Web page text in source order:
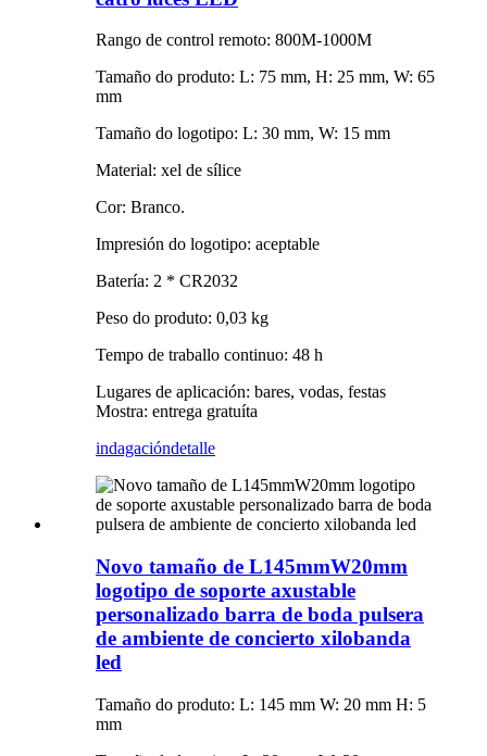
Rango de control remoto: 800M-1000M
Tamaño do produto: L: 75 mm, H: 25 mm, W: 65
mm
Tamaño do logotipo: L: 30 mm, W: 15 mm
Material: xel de sílice
Cor: Branco.
Impresión do logotipo: aceptable
Batería: 2 * CR2032
Peso do produto: 0,03 kg
Tempo de traballo continuo: 48 h
Lugares de aplicación: bares, vodas, festas
Mostra: entrega gratuíta
indagacióndetalle
Novo tamaño de L145mmW20mm
logotipo de soporte axustable
personalizado barra de boda pulsera
de ambiente de concierto xilobanda
led
Tamaño do produto: L: 145 mm W: 20 mm H: 5
mm